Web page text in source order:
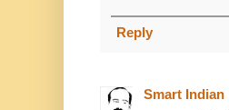
Reply
Smart Indian